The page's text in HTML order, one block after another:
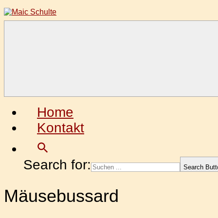
Zum
Inhalt
Home
Kontakt
Search for: Search
Mäusebussard